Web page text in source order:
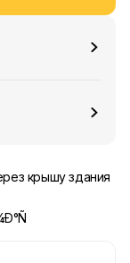
крышу здания